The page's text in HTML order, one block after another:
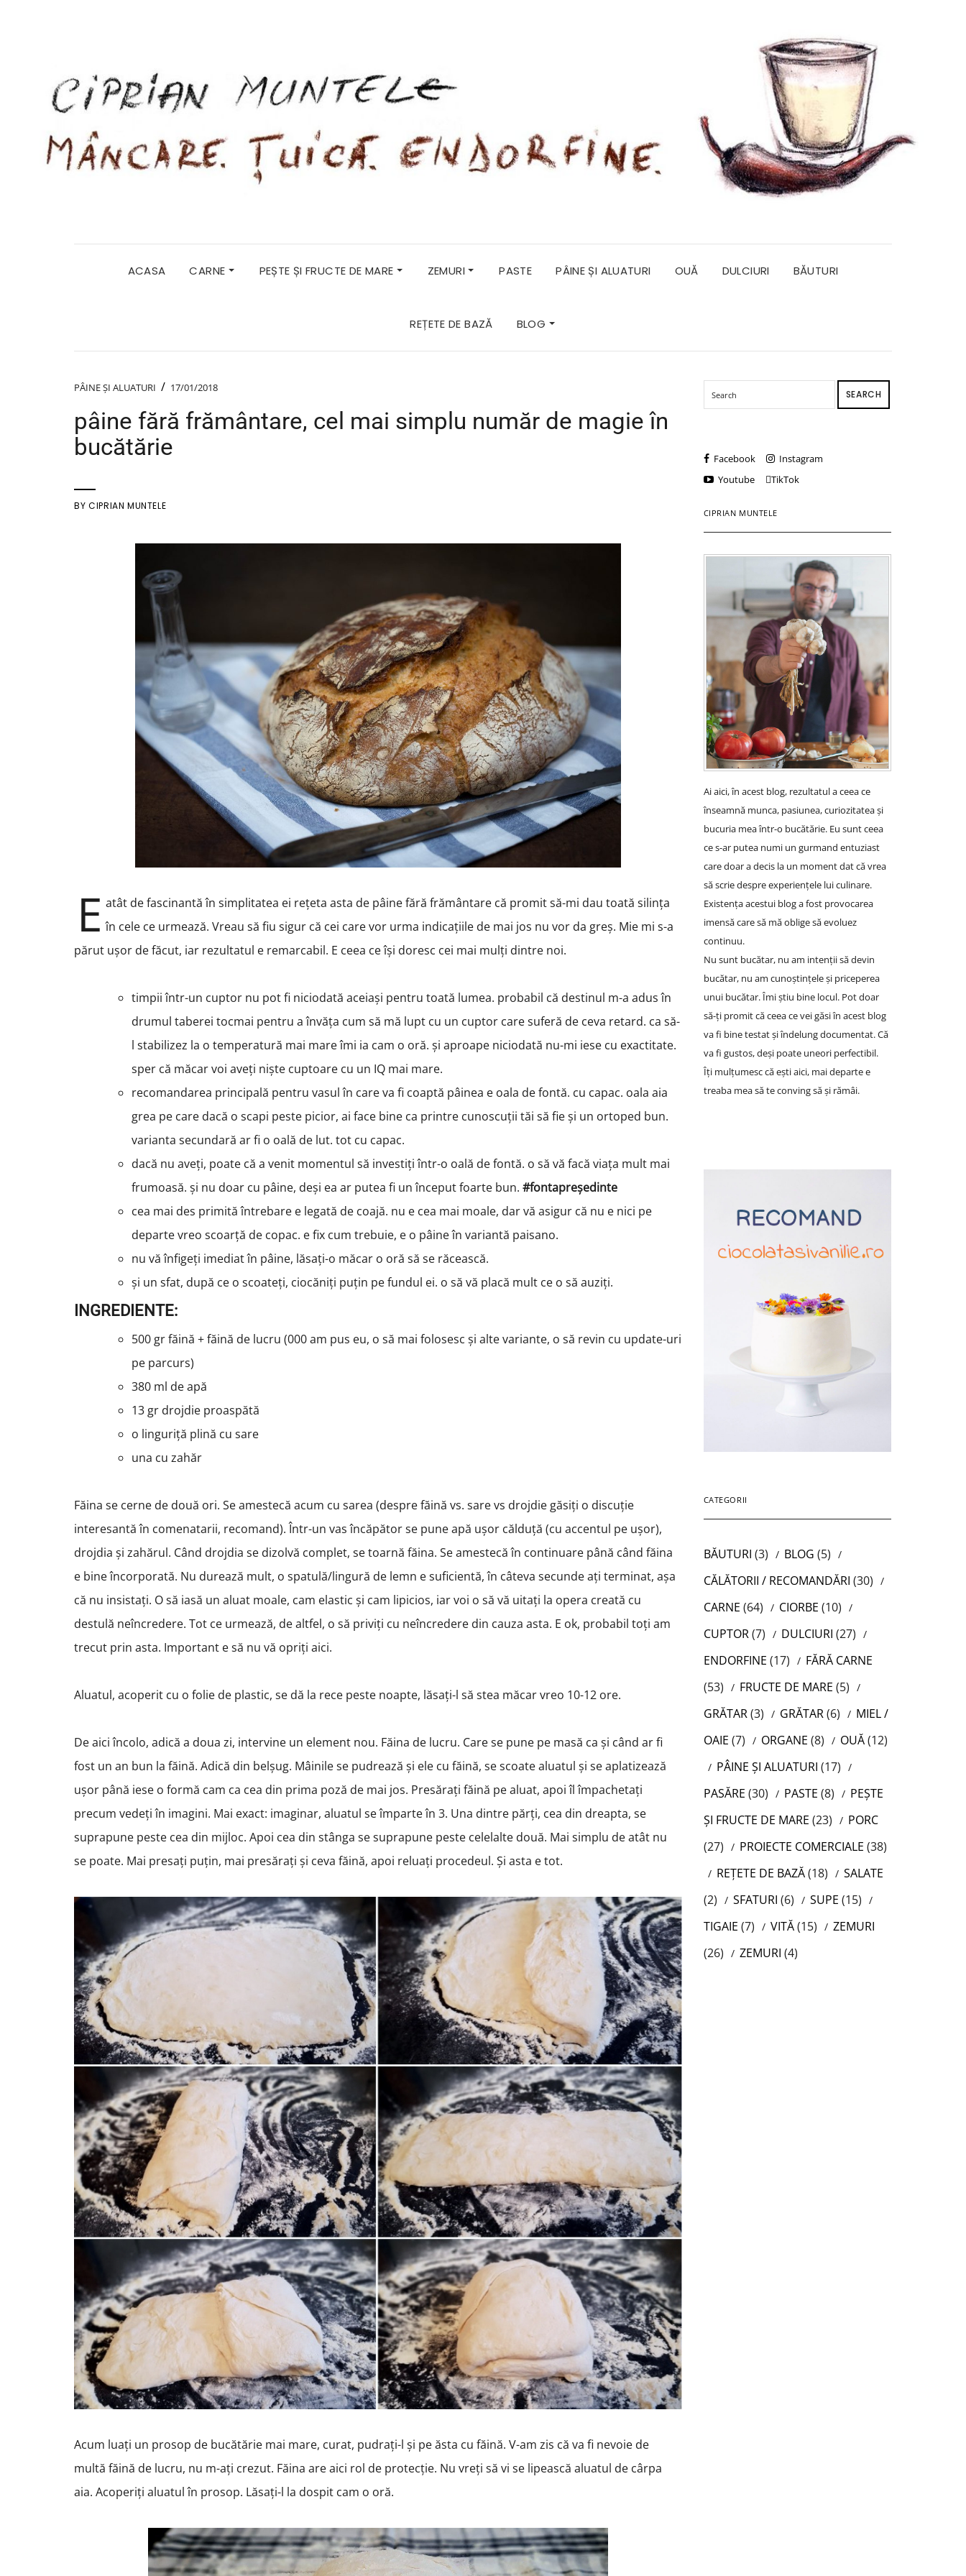
ACASA CARNE PEȘTE ȘI FRUCTE DE MARE ZEMURI PASTE PÂINE ȘI ALUATURI OUĂ DULCIURI BĂUTURI
REȚETE DE BAZĂ BLOG
PÂINE ȘI ALUATURI / 17/01/2018
pâine fără frământare, cel mai simplu număr de magie în
bucătărie
BYCIPRIAN MUNTELE
E atât de fascinantă în simplitatea ei rețeta asta de pâine fără frământare că promit să-mi dau toată silința
în cele ce urmează. Vreau să fiu sigur că cei care vor urma indicațiile de mai jos nu vor da greș. Mie mi s-a
părut ușor de făcut, iar rezultatul e remarcabil. E ceea ce își doresc cei mai mulți dintre noi.
timpii într-un cuptor nu pot fi niciodată aceiași pentru toată lumea. probabil că destinul m-a adus în
drumul taberei tocmai pentru a învăța cum să mă lupt cu un cuptor care suferă de ceva retard. ca să-
l stabilizez la o temperatură mai mare îmi ia cam o oră. și aproape niciodată nu-mi iese cu exactitate.
sper că măcar voi aveți niște cuptoare cu un IQ mai mare.
recomandarea principală pentru vasul în care va fi coaptă pâinea e oala de fontă. cu capac. oala aia
grea pe care dacă o scapi peste picior, ai face bine ca printre cunoscuții tăi să fie și un ortoped bun.
varianta secundară ar fi o oală de lut. tot cu capac.
dacă nu aveți, poate că a venit momentul să investiți într-o oală de fontă. o să vă facă viața mult mai
frumoasă. și nu doar cu pâine, deși ea ar putea fi un început foarte bun.#fontapreședinte
cea mai des primită întrebare e legată de coajă. nu e cea mai moale, dar vă asigur că nu e nici pe
departe vreo scoarță de copac. e fix cum trebuie, e o pâine în variantă paisano.
nu vă înfigeți imediat în pâine, lăsați-o măcar o oră să se răcească.
și un sfat, după ce o scoateți, ciocăniți puțin pe fundul ei. o să vă placă mult ce o să auziți.
INGREDIENTE:
500 gr făină + făină de lucru (000 am pus eu, o să mai folosesc și alte variante, o să revin cu update-uri
pe parcurs)
380 ml de apă
13 gr drojdie proaspătă
o linguriță plină cu sare
una cu zahăr
Făina se cerne de două ori. Se amestecă acum cu sarea (despre făină vs. sare vs drojdie găsiți o discuție
interesantă în comenatarii, recomand). Într-un vas încăpător se pune apă ușor călduță (cu accentul pe ușor),
drojdia și zahărul. Când drojdia se dizolvă complet, se toarnă făina. Se amestecă în continuare până când făina
e bine încorporată. Nu durează mult, o spatulă/lingură de lemn e suficientă, în câteva secunde ați terminat, așa
că nu insistați. O să iasă un aluat moale, cam elastic și cam lipicios, iar voi o să vă uitați la opera creată cu
destulă neîncredere. Tot ce urmează, de altfel, o să priviți cu neîncredere din cauza asta. E ok, probabil toți am
trecut prin asta. Important e să nu vă opriți aici.
Aluatul, acoperit cu o folie de plastic, se dă la rece peste noapte, lăsați-l să stea măcar vreo 10-12 ore.
De aici încolo, adică a doua zi, intervine un element nou. Făina de lucru. Care se pune pe masă ca și când ar fi
fost un an bun la făină. Adică din belșug. Mâinile se pudrează și ele cu făină, se scoate aluatul și se aplatizează
ușor până iese o formă cam ca cea din prima poză de mai jos. Presărați făină pe aluat, apoi îl împachetați
precum vedeți în imagini. Mai exact: imaginar, aluatul se împarte în 3. Una dintre părți, cea din dreapta, se
suprapune peste cea din mijloc. Apoi cea din stânga se suprapune peste celelalte două. Mai simplu de atât nu
se poate. Mai presați puțin, mai presărați și ceva făină, apoi reluați procedeul. Și asta e tot.
Acum luați un prosop de bucătărie mai mare, curat, pudrați-l și pe ăsta cu făină. V-am zis că va fi nevoie de
multă făină de lucru, nu m-ați crezut. Făina are aici rol de protecție. Nu vreți să vi se lipească aluatul de cârpa
aia. Acoperiți aluatul în prosop. Lăsați-l la dospit cam o oră.
SEARCH
Facebook
Instagram
Youtube
TikTok
CIPRIAN MUNTELE
Ai aici, în acest blog, rezultatul a ceea ce
înseamnă munca, pasiunea, curiozitatea și
bucuria mea într-o bucătărie. Eu sunt ceea
ce s-ar putea numi un gurmand entuziast
care doar a decis la un moment dat că vrea
să scrie despre experiențele lui culinare.
Existența acestui blog a fost provocarea
imensă care să mă oblige să evoluez
continuu.
Nu sunt bucătar, nu am intenții să devin
bucătar, nu am cunoștințele și priceperea
unui bucătar. Îmi știu bine locul. Pot doar
să-ți promit că ceea ce vei găsi în acest blog
va fi bine testat și îndelung documentat. Că
va fi gustos, deși poate uneori perfectibil.
Îți mulțumesc că ești aici, mai departe e
treaba mea să te conving să și rămâi.
CATEGORII
BĂUTURI (3) BLOG (5)
CĂLĂTORII / RECOMANDĂRI (30)
CARNE (64) CIORBE (10)
CUPTOR(7) DULCIURI (27)
ENDORFINE (17)
FĂRĂ CARNE
(53)
FRUCTE DE MARE (5)
GRĂTAR(3) GRĂTAR(6)
MIEL /
OAIE (7) ORGANE (8) OUĂ(12)
PÂINE ȘI ALUATURI (17)
PASĂRE (30) PASTE (8)
PEȘTE
ȘI FRUCTE DE MARE (23)
PORC
(27)
PROIECTE COMERCIALE (38)
REȚETE DE BAZĂ(18)
SALATE
(2)
SFATURI (6) SUPE (15)
TIGAIE (7) VITĂ(15)
ZEMURI
(26)
ZEMURI (4)